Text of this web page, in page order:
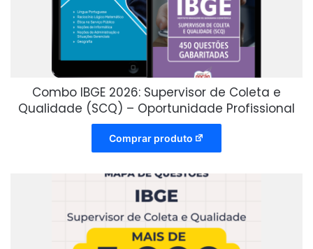
Combo IBGE 2026: Supervisor de Coleta e
Qualidade (SCQ) – Oportunidade Profissional
Comprar produto